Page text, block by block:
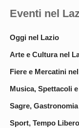
Eventi nel
Oggi nel Lazio
Arte e Cultura nel
Fiere e Mercatini
Musica, Spettacoli
Sagre,
Sport, Tempo